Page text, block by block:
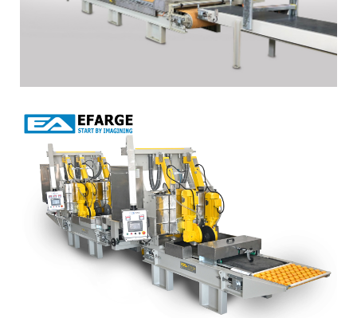
TRIMMING EBATLAMA HATTI
(TEH02)